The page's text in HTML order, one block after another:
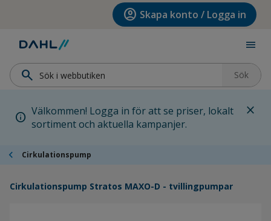
Hoppa till huvudinnehållet account_circle Skapa konto / Logga in
menu
search Sök
info Välkommen! Logga in för att se priser, lokalt
sortiment och aktuella kampanjer.
close
chevron_left Cirkulationspump
Cirkulationspump Stratos MAXO-D - tvillingpumpar